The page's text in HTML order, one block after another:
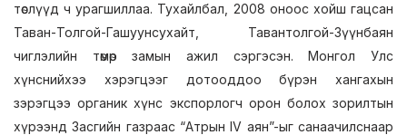
төслүүд ч урагшиллаа. Тухайлбал, 2008 оноос хойш гацсан
Таван-Толгой-Гашуунсухайт, Тавантолгой-Зүүнбаян
чиглэлийн төмөр замын ажил сэргэсэн. Монгол Улс
хүнснийхээ хэрэгцээг дотооддоо бүрэн хангахын
зэрэгцээ органик хүнс экспорлогч орон болох зорилтын
хүрээнд Засгийн газраас “Атрын IV аян”-ыг санаачилснаар